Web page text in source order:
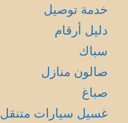
خدمة توصيل
دليل أرقام
سباك
صالون منازل
صباغ
غسيل سيارات متنقل